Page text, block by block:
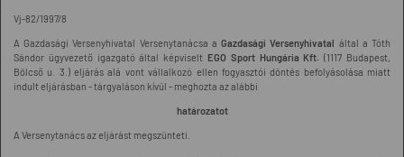
Vj-82/1997/8
A Gazdasági Versenyhivatal Versenytanácsa aGazdasági Versenyhivatal által a Tóth
Sándor ügyvezető igazgató által képviselt EGO Sport Hungária Kft. (1117 Budapest,
Bölcső u. 3.) eljárás alá vont vállalkozó ellen fogyasztói döntés befolyásolása miatt
indult eljárásban - tárgyaláson kívül - meghozta az alábbi
határozatot
A Versenytanács az eljárást megszünteti.